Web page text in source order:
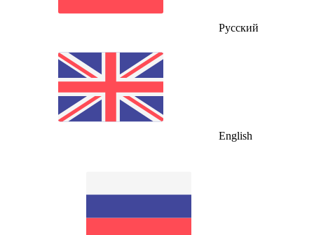
Русский
English